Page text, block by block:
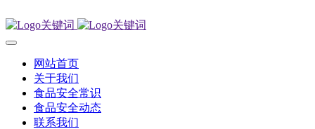
网站首页
关于我们
食品安全常识
食品安全动态
联系我们